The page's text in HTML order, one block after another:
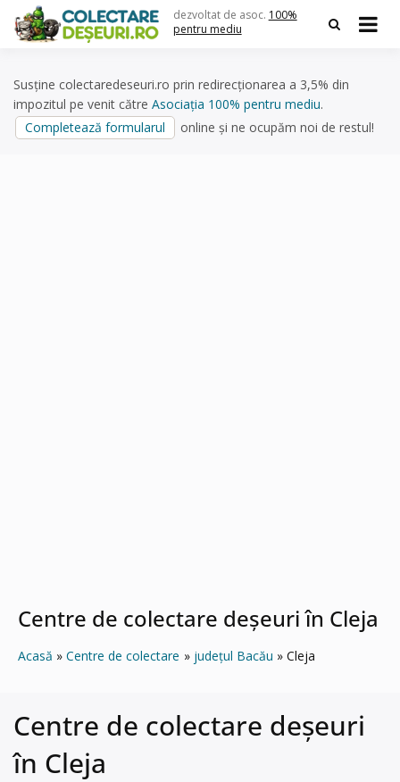
content
dezvoltat de asoc. 100%
pentru mediu
Susține colectaredeseuri.ro prin redirecționarea a 3,5% din
impozitul pe venit către Asociația 100% pentru mediu.
Completează formularul
online și ne ocupăm noi de restul!
Centre de colectare deșeuri în Cleja
Acasă Centre de colectare județul Bacău Cleja
Centre de colectare deșeuri
în Cleja